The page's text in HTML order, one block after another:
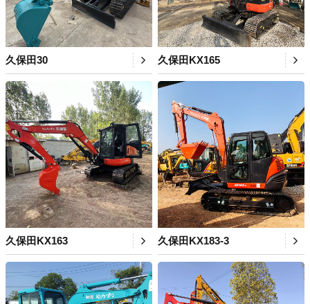
久保田30 久保田KX165
久保田KX163 久保田KX183-3